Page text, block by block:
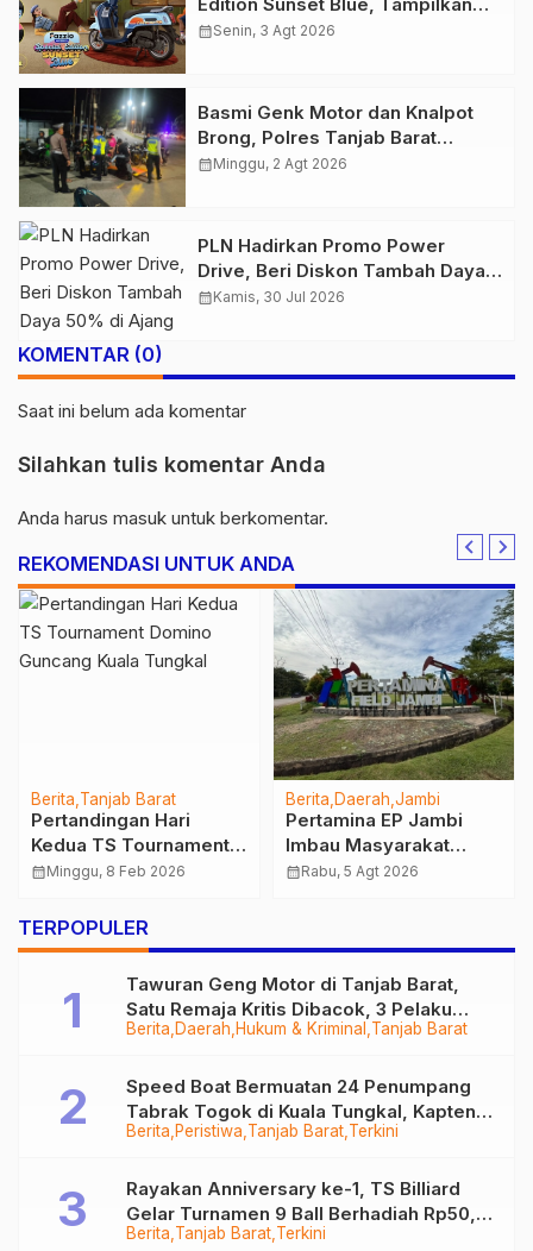
Nuansa Retro Summer yang
calendar_monthSenin, 3 Agt 2026
Basmi Genk Motor dan Knalpot
Brong, Polres Tanjab Barat
Amankan Belasan Kendaraan
calendar_monthMinggu, 2 Agt 2026
PLN Hadirkan Promo Power
Drive, Beri Diskon Tambah Daya
50% di Ajang GIIAS 2026
calendar_monthKamis, 30 Jul 2026
KOMENTAR (0)
Saat ini belum ada komentar
Silahkan tulis komentar Anda
Anda harus masuk untuk berkomentar.
REKOMENDASI UNTUK ANDA
Berita Tanjab Barat
Pertandingan Hari
Kedua TS Tournament
Domino Guncang Kuala
calendar_monthMinggu, 8 Feb 2026
Berita Daerah Jambi
Pertamina EP Jambi
Imbau Masyarakat
Tidak Beraktivitas di
Bersama
calendar_monthRabu, 5 Agt 2026
TERPOPULER
Berita Daerah Hukum & Kriminal Tanjab Barat
Tawuran Geng Motor di Tanjab Barat,
Satu Remaja Kritis Dibacok, 3 Pelaku
Ditangkap
Berita Peristiwa Tanjab Barat Terkini
Speed Boat Bermuatan 24 Penumpang
Tabrak Togok di Kuala Tungkal, Kapten
Sempat Hilang
Berita Tanjab Barat Terkini
Rayakan Anniversary ke-1, TS Billiard
Gelar Turnamen 9 Ball Berhadiah Rp50,8
Juta